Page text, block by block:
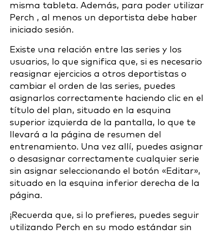
misma tableta. Además, para poder utilizar
Perch , al menos un deportista debe haber
iniciado sesión.
Existe una relación entre las series y los
usuarios, lo que significa que, si es necesario
reasignar ejercicios a otros deportistas o
cambiar el orden de las series, puedes
asignarlos correctamente haciendo clic en el
título del plan, situado en la esquina
superior izquierda de la pantalla, lo que te
llevará a la página de resumen del
entrenamiento. Una vez allí, puedes asignar
o desasignar correctamente cualquier serie
sin asignar seleccionando el botón «Editar»,
situado en la esquina inferior derecha de la
página.
¡Recuerda que, si lo prefieres, puedes seguir
utilizando Perch en su modo estándar sin